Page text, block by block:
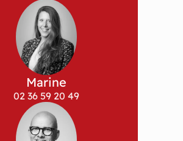
Marine
02 36 59 20 49